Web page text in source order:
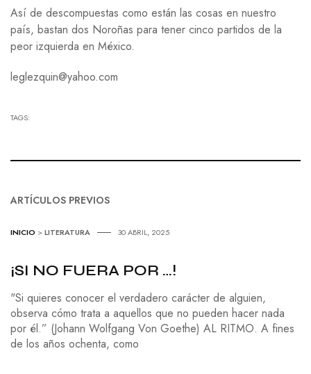
Así de descompuestas como están las cosas en nuestro
país, bastan dos Noroñas para tener cinco partidos de la
peor izquierda en México.
leglezquin@yahoo.com
TAGS:
ARTÍCULOS PREVIOS
INICIO >LITERATURA 30 ABRIL, 2025
¡SI NO FUERA POR …!
"Si quieres conocer el verdadero carácter de alguien,
observa cómo trata a aquellos que no pueden hacer nada
por él.” (Johann Wolfgang Von Goethe) AL RITMO. A fines
de los años ochenta, como